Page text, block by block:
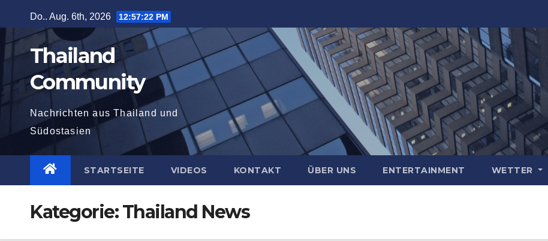
Inhalt
springen
Do.. Aug. 6th, 2026 12:57:23 PM
Thailand
Community
Nachrichten aus Thailand und
Südostasien
STARTSEITE VIDEOS KONTAKT ÜBER UNS ENTERTAINMENT WETTER
Kategorie:Thailand News